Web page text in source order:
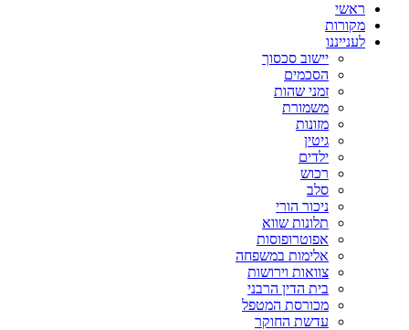
ראשי
מקורות
לענייננו
יישוב סכסוך
הסכמים
זמני שהות
משמורת
מזונות
גיטין
ילדים
רכוש
סלב
ניכור הורי
תלונות שווא
אפוטרופוסות
אלימות במשפחה
צוואות וירושות
בית הדין הרבני
מכורסת המטפל
עדשת החוקר